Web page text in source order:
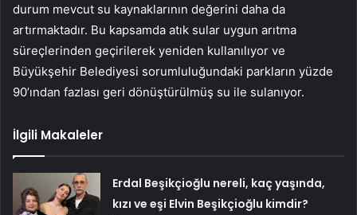
durum mevcut su kaynaklarının değerini daha da
artırmaktadır. Bu kapsamda atık sular uygun arıtma
süreçlerinden geçirilerek yeniden kullanılıyor ve
Büyükşehir Belediyesi sorumluluğundaki parkların yüzde
90’ından fazlası geri dönüştürülmüş su ile sulanıyor.
İlgili Makaleler
Erdal Beşikçioğlu nereli, kaç yaşında,
kızı ve eşi Elvin Beşikçioğlu kimdir?